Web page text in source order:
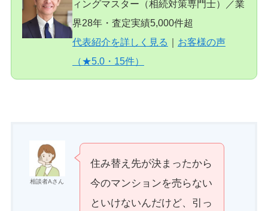
ィングマスター（相続対策専門士）／業
界28年・査定実績5,000件超
代表紹介を詳しく見る ｜ お客様の声
（★5.0・15件）
相談者Aさん
住み替え先が決まったから
今のマンションを売らない
といけないんだけど、引っ